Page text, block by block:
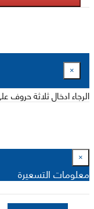
×
الرجاء ادخال ثلاثة حروف
×
معلومات التسعيرة